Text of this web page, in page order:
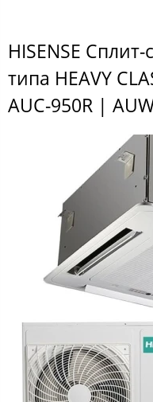
HISENSE
типа HEAVY
AUC-950R |